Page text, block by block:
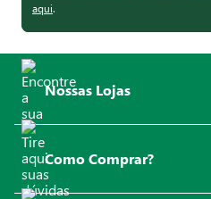
aqui.
Nossas Lojas
Como Comprar?